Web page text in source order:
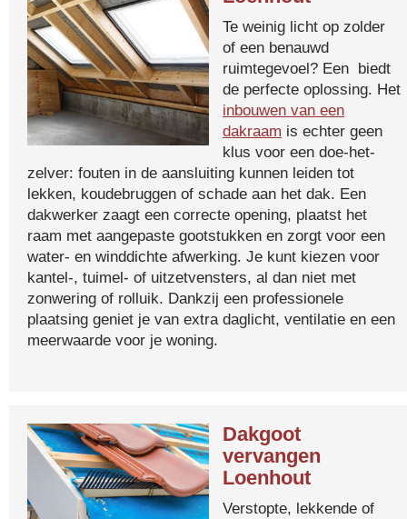
Te weinig licht op zolder
of een benauwd
ruimtegevoel? Een biedt
de perfecte oplossing. Het
inbouwen van een
dakraam is echter geen
klus voor een doe-het-
zelver: fouten in de aansluiting kunnen leiden tot
lekken, koudebruggen of schade aan het dak. Een
dakwerker zaagt een correcte opening, plaatst het
raam met aangepaste gootstukken en zorgt voor een
water- en winddichte afwerking. Je kunt kiezen voor
kantel-, tuimel- of uitzetvensters, al dan niet met
zonwering of rolluik. Dankzij een professionele
plaatsing geniet je van extra daglicht, ventilatie en een
meerwaarde voor je woning.
Dakgoot
vervangen
Loenhout
Verstopte, lekkende of